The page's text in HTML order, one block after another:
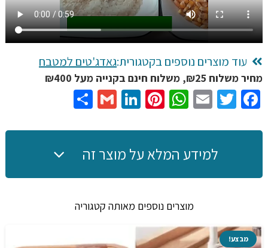
עם
4
צבעים
לבחירהעוד מוצרים נוספים בקטגורית:גאדג'טים למטבח
מחיר משלוח ₪25, משלוח חינם בקנייה מעל ₪400
Facebook
Twitter
Email
WhatsApp
Pinterest
LinkedIn
Gmail
למידע המלא על מוצר זה
מוצרים נוספים מאותה קטגוריה
מבצע!